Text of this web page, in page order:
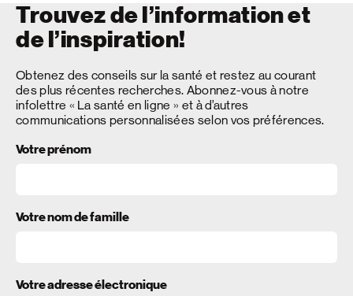
Trouvez de l’information et
de l’inspiration!
Obtenez des conseils sur la santé et restez au courant
des plus récentes recherches. Abonnez-vous à notre
infolettre « La santé en ligne » et à d’autres
communications personnalisées selon vos préférences.
Votre prénom
Votre nom de famille
Votre adresse électronique